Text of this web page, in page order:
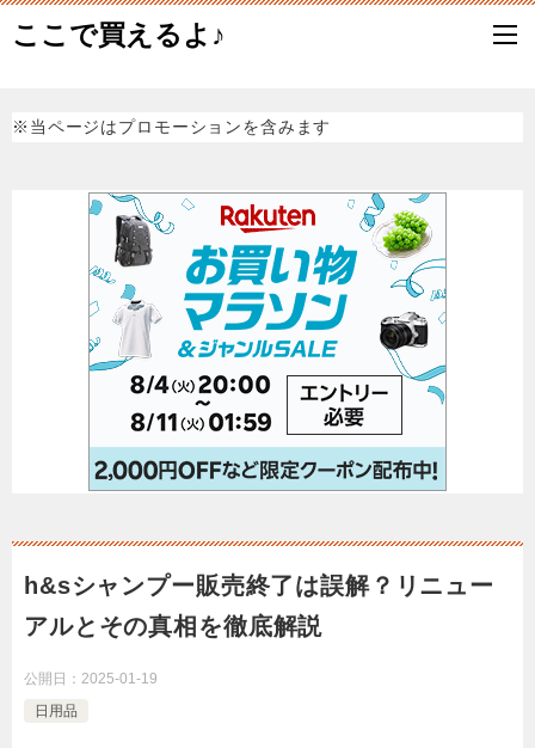
ここで買えるよ♪
※当ページはプロモーションを含みます
h&sシャンプー販売終了は誤解？リニュー
アルとその真相を徹底解説
公開日： 2025-01-19
日用品